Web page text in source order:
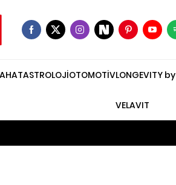
ASTROLOJİOTOMOTİVLONGEVITY by
VELAVIT